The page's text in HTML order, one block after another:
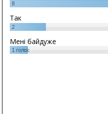
8
Так
2
Мені байдуже
1 голос